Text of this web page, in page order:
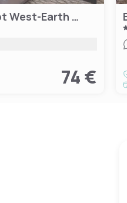
Holiday Inn St. Louis Arpt West-Earth City
74 €